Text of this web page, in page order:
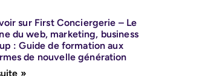
sur First Conciergerie – Le
du web, marketing, business
: Guide de formation aux
de nouvelle génération
»